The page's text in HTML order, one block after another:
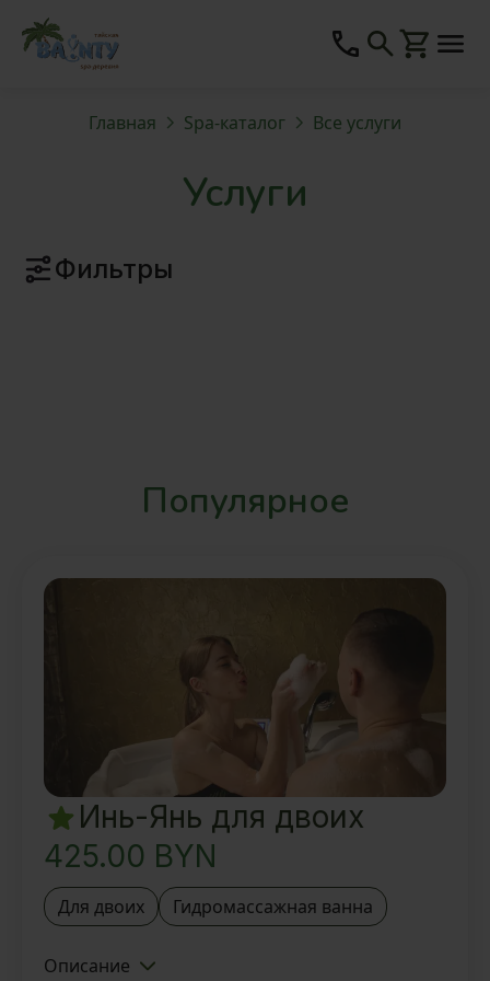
Главная Spa-каталог Все услуги
Услуги
Фильтры
Популярное
Инь-Янь для двоих
425.00 BYN
Для двоих Гидромассажная ванна
Описание